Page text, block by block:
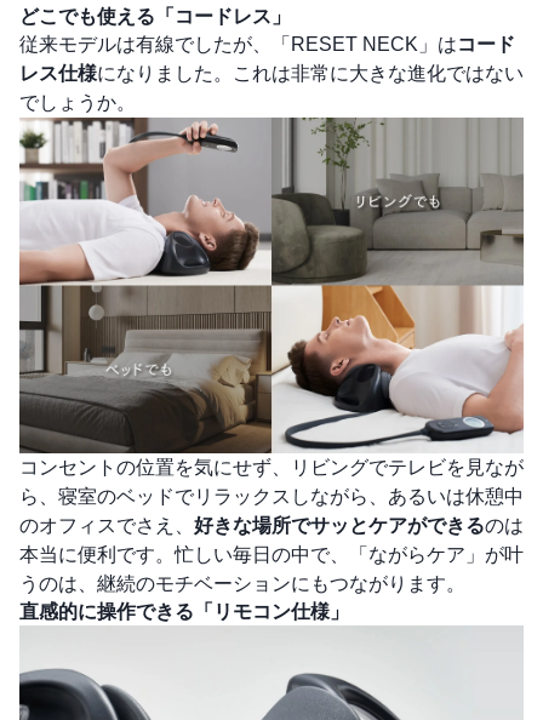
どこでも使える「コードレス」
従来モデルは有線でしたが、「RESET NECK」はコード
レス仕様になりました。これは非常に大きな進化ではない
でしょうか。
コンセントの位置を気にせず、リビングでテレビを見なが
ら、寝室のベッドでリラックスしながら、あるいは休憩中
のオフィスでさえ、 好きな場所でサッとケアができるのは
本当に便利です。忙しい毎日の中で、「ながらケア」が叶
うのは、継続のモチベーションにもつながります。
直感的に操作できる「リモコン仕様」